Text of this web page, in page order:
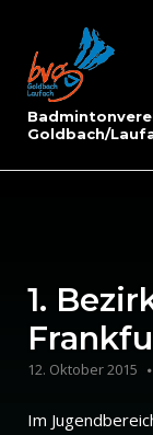
content
Goldbach/
1.
12. Oktober 2015
Im